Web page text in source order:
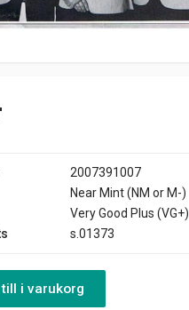
2007391007
Near Mint (NM or M-)
Very Good Plus (VG+)
s.01373
till i varukorg